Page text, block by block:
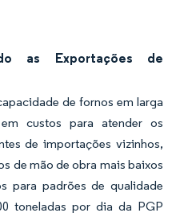
as Exportações de
de fornos em larga
custos para atender os
de importações vizinhos,
de mão de obra mais baixos
para padrões de qualidade
toneladas por dia da PGP